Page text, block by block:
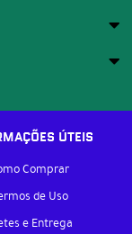
ÚTEIS
Comprar
de Uso
e Entrega